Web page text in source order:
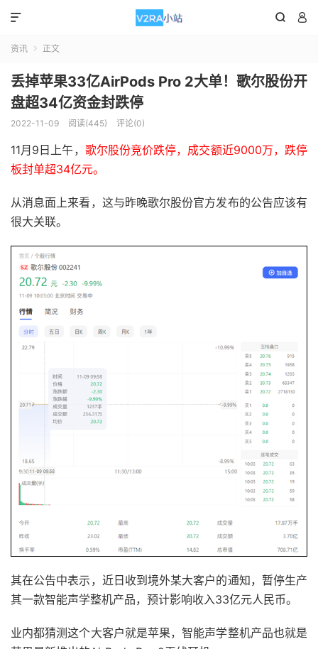
 

资讯  正文
丢掉苹果33亿AirPods Pro 2大单！歌尔股份开
盘超34亿资金封跌停
2022-11-09 阅读(445) 评论(0)
11月9日上午， 歌尔股份竞价跌停，成交额近9000万，跌停
板封单超34亿元。
从消息面上来看，这与昨晚歌尔股份官方发布的公告应该有
很大关联。
其在公告中表示，近日收到境外某大客户的通知，暂停生产
其一款智能声学整机产品，预计影响收入33亿元人民币。
业内都猜测这个大客户就是苹果，智能声学整机产品也就是